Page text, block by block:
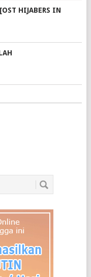
HIJABERS IN